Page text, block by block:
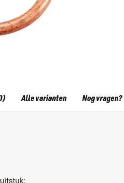
Alle varianten Nog vragen?